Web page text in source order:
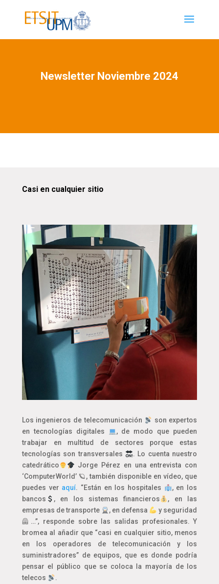
Newsletter Noviembre 2024
Casi en cualquier sitio
Los ingenieros de telecomunicación
son expertos
en tecnologías digitales
, de modo que pueden
trabajar en multitud de sectores porque estas
tecnologías son transversales
. Lo cuenta nuestro
catedrático
Jorge Pérez en una entrevista con
‘ComputerWorld’ 🪐, también disponible en vídeo, que
puedes ver aquí. “Están en los hospitales
, en los
bancos
, en los sistemas financieros
, en las
empresas de transporte
, en defensa
y seguridad
🦺…”, responde sobre las salidas profesionales. Y
bromea al añadir que “casi en cualquier sitio, menos
en los operadores de telecomunicación y los
suministradores” de equipos, que es donde podría
pensar el público que se coloca la mayoría de los
telecos
.